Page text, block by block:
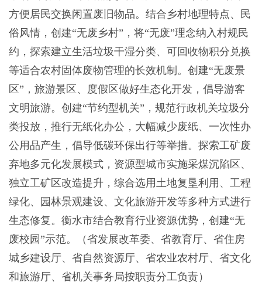
方便居民交换闲置废旧物品。结合乡村地理特点、民
俗风情，创建“无废乡村”，将“无废”理念纳入村规民
约，探索建立生活垃圾干湿分类、可回收物积分兑换
等适合农村固体废物管理的长效机制。创建“无废景
区”，旅游景区、度假区做好生态化开发，倡导游客
文明旅游。创建“节约型机关”，规范行政机关垃圾分
类投放，推行无纸化办公，大幅减少废纸、一次性办
公用品产生，倡导低碳环保出行等举措。探索工矿废
弃地多元化发展模式，资源型城市实施采煤沉陷区、
独立工矿区改造提升，综合选用土地复垦利用、工程
绿化、园林景观建设、文化旅游开发等多种方式进行
生态修复。衡水市结合教育行业资源优势，创建“无
废校园”示范。（省发展改革委、省教育厅、省住房
城乡建设厅、省自然资源厅、省农业农村厅、省文化
和旅游厅、省机关事务局按职责分工负责）